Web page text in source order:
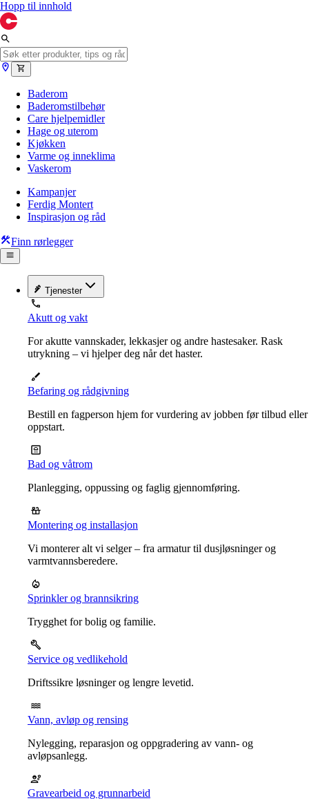
Hopp til innhold
Baderom
Baderomstilbehør
Care hjelpemidler
Hage og uterom
Kjøkken
Varme og inneklima
Vaskerom
Kampanjer
Ferdig Montert
Inspirasjon og råd
Finn rørlegger
Tjenester
Akutt og vakt
For akutte vannskader, lekkasjer og andre hastesaker. Rask
utrykning – vi hjelper deg når det haster.
Befaring og rådgivning
Bestill en fagperson hjem for vurdering av jobben før tilbud eller
oppstart.
Bad og våtrom
Planlegging, oppussing og faglig gjennomføring.
Montering og installasjon
Vi monterer alt vi selger – fra armatur til dusjløsninger og
varmtvannsberedere.
Sprinkler og brannsikring
Trygghet for bolig og familie.
Service og vedlikehold
Driftssikre løsninger og lengre levetid.
Vann, avløp og rensing
Nylegging, reparasjon og oppgradering av vann- og
avløpsanlegg.
Gravearbeid og grunnarbeid